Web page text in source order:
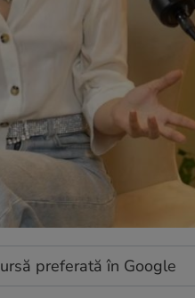
preferată în Google